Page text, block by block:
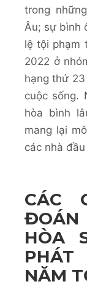
trong
Âu; sự bình
lệ tội phạm
2022 ở
hạng thứ
cuộc sống.
hòa bình
mang lại
các nhà
CÁC
HÒA
PHÁT
NĂM